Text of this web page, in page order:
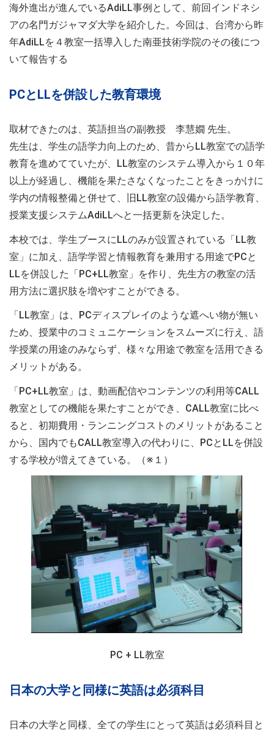
海外進出が進んでいるAdiLL事例として、前回インドネシ
アの名門ガジャマダ大学を紹介した。今回は、台湾から昨
年AdiLLを４教室一括導入した南亜技術学院のその後につ
いて報告する
PCとLLを併設した教育環境
取材できたのは、英語担当の副教授 李慧嫺 先生。
先生は、学生の語学力向上のため、昔からLL教室での語学
教育を進めてていたが、LL教室のシステム導入から１０年
以上が経過し、機能を果たさなくなったことをきっかけに
学内の情報整備と併せて、旧LL教室の設備から語学教育、
授業支援システムAdiLLへと一括更新を決定した。
本校では、学生ブースにLLのみが設置されている「LL教
室」に加え、語学学習と情報教育を兼用する用途でPCと
LLを併設した「PC+LL教室」を作り、先生方の教室の活
用方法に選択肢を増やすことができる。
「LL教室」は、PCディスプレイのような遮へい物が無い
ため、授業中のコミュニケーションをスムーズに行え、語
学授業の用途のみならず、様々な用途で教室を活用できる
メリットがある。
「PC+LL教室」は、動画配信やコンテンツの利用等CALL
教室としての機能を果たすことができ、CALL教室に比べ
ると、初期費用・ランニングコストのメリットがあること
から、国内でもCALL教室導入の代わりに、PCとLLを併設
する学校が増えてきている。（※１）
PC + LL教室
日本の大学と同様に英語は必須科目
日本の大学と同様、全ての学生にとって英語は必須科目と